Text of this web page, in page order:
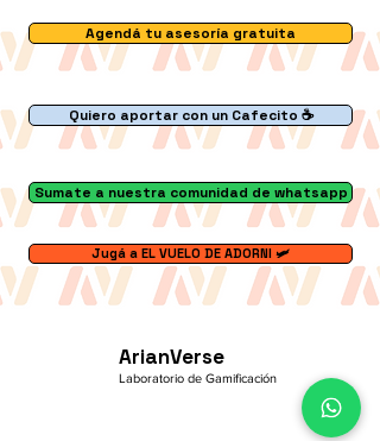
Agendá tu asesoría gratuita
Quiero aportar con un Cafecito ☕
Sumate a nuestra comunidad de whatsapp
Jugá a EL VUELO DE ADORNI 🛩️
ArianVerse
Laboratorio de Gamificación